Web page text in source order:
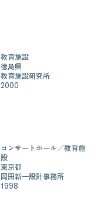
教育施設
徳島県
教育施設研究所
2000
コンサートホール
教育施
設
東京都
岡田新一設計事務所
1998